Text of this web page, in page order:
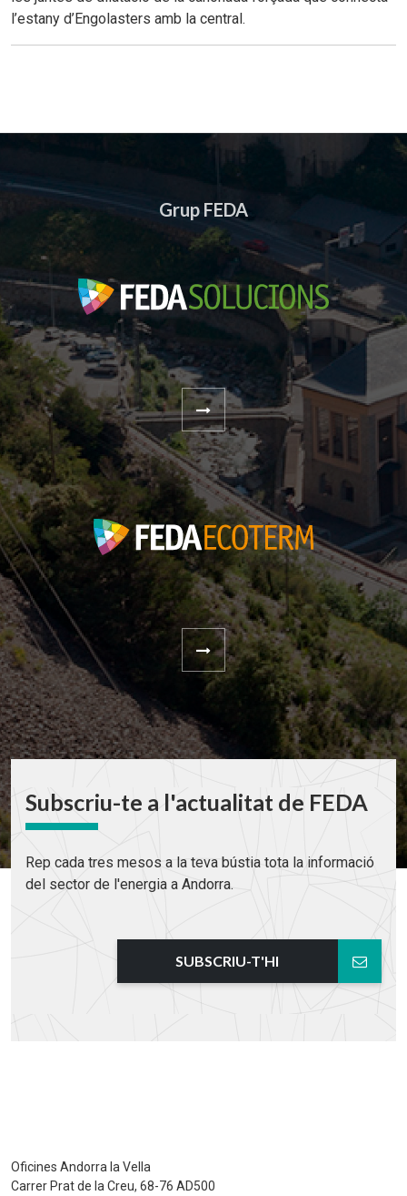
l’estany d’Engolasters amb la central.
Grup FEDA
Subscriu-te a l'actualitat de FEDA
Rep cada tres mesos a la teva bústia tota la informació
del sector de l'energia a Andorra.
SUBSCRIU-T'HI
Oficines Andorra la Vella
Carrer Prat de la Creu, 68-76 AD500